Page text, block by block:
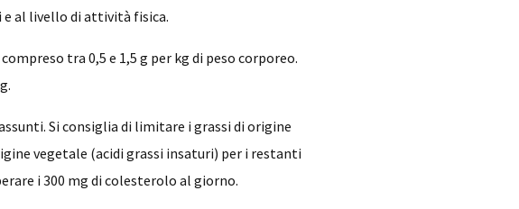
e al livello di attività fisica.
tra 0,5 e 1,5 g per kg di peso corporeo.
Si consiglia di limitare i grassi di origine
vegetale (acidi grassi insaturi) per i restanti
i 300 mg di colesterolo al giorno.